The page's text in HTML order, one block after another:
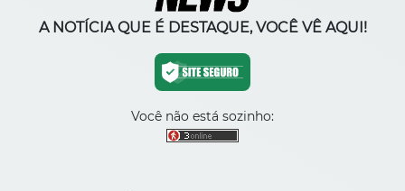
A NOTÍCIA QUE É DESTAQUE, VOCÊ VÊ AQUI!
Você não está sozinho: